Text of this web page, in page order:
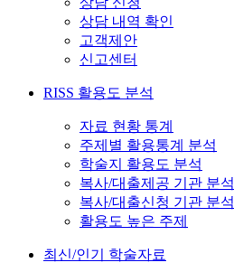
상담 내역 확인
고객제안
신고센터
RISS 활용도 분석
자료 현황 통계
주제별 활용통계 분석
학술지 활용도 분석
복사/대출제공 기관 분석
복사/대출신청 기관 분석
활용도 높은 주제
최신/인기 학술자료